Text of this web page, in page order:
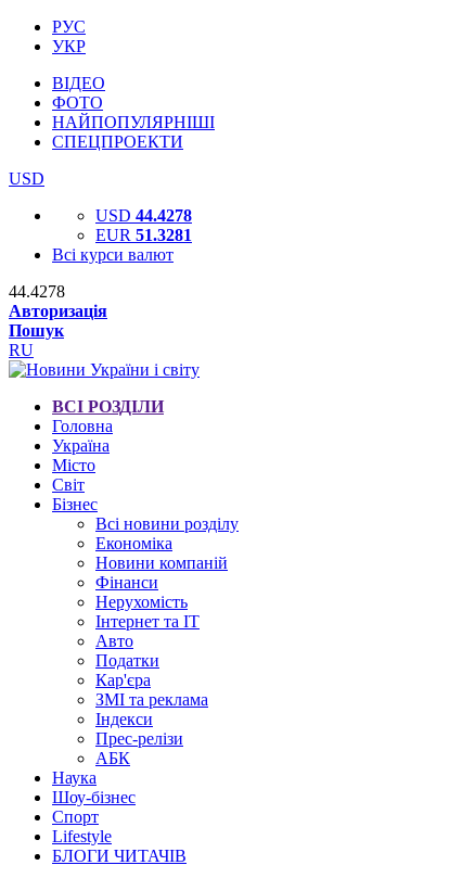
РУС
УКР
ВІДЕО
ФОТО
НАЙПОПУЛЯРНІШІ
СПЕЦПРОЕКТИ
USD
USD 44.4278
EUR 51.3281
Всі курси валют
44.4278
Авторизація
Пошук
RU
ВСІ РОЗДІЛИ
Головна
Україна
Місто
Світ
Бізнес
Всі новини розділу
Економіка
Новини компаній
Фінанси
Нерухомість
Інтернет та IT
Авто
Податки
Кар'єра
ЗМІ та реклама
Індекси
Прес-релізи
АБК
Наука
Шоу-бізнес
Спорт
Lifestyle
БЛОГИ ЧИТАЧІВ